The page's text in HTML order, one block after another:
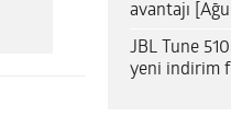
avantajı
JBL Tune
yeni indirim